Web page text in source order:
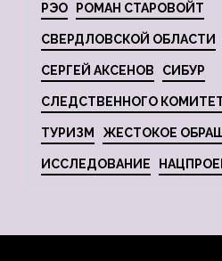
РЭО РОМАН СТАРОВОЙТ
СВЕРДЛОВСКОЙ ОБЛАСТИ
СЕРГЕЙ АКСЕНОВ СИБУР
СЛЕДСТВЕННОГО
ТУРИЗМ ЖЕСТОКОЕ
ИССЛЕДОВАНИЕ